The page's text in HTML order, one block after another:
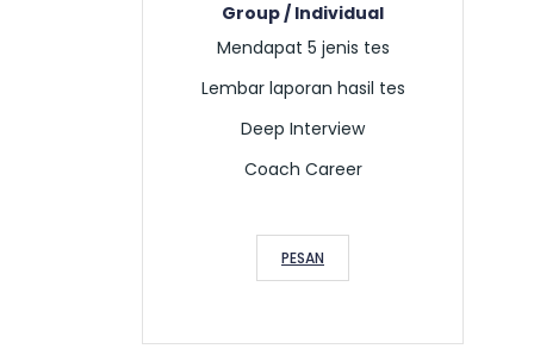
Group / Individual
Mendapat 5 jenis tes
Lembar laporan hasil tes
Deep Interview
Coach Career
PESAN